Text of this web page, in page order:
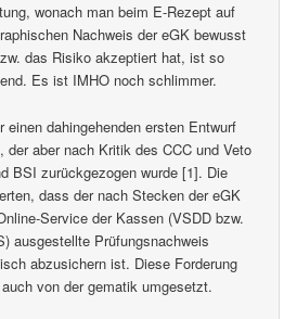
wonach man beim E-Rezept auf
Nachweis der eGK bewusst
das Risiko akzeptiert hat, ist so
Es ist IMHO noch schlimmer.
einen dahingehenden ersten Entwurf
der aber nach Kritik des CCC und Veto
BSI zurückgezogen wurde [1]. Die
dass der nach Stecken der eGK
Service der Kassen (VSDD bzw.
ausgestellte Prüfungsnachweis
abzusichern ist. Diese Forderung
von der gematik umgesetzt.